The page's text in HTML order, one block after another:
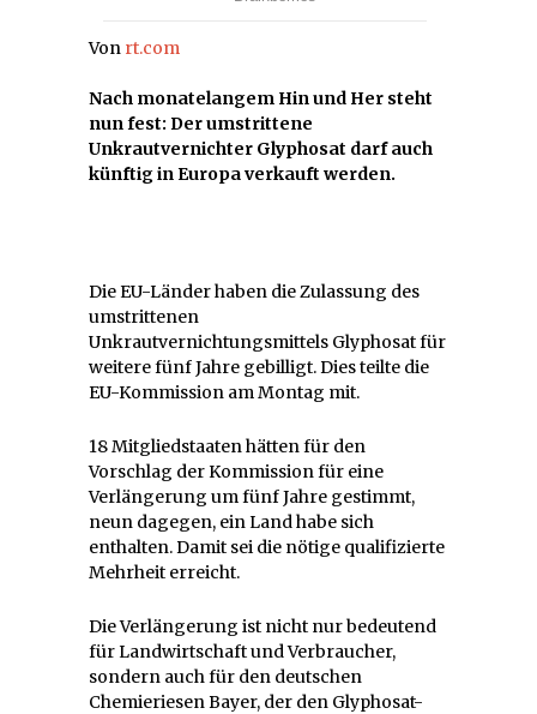
Von rt.com
Nach monatelangem Hin und Her steht
nun fest: Der umstrittene
Unkrautvernichter Glyphosat darf auch
künftig in Europa verkauft werden.
Die EU-Länder haben die Zulassung des
umstrittenen
Unkrautvernichtungsmittels Glyphosat für
weitere fünf Jahre gebilligt. Dies teilte die
EU-Kommission am Montag mit.
18 Mitgliedstaaten hätten für den
Vorschlag der Kommission für eine
Verlängerung um fünf Jahre gestimmt,
neun dagegen, ein Land habe sich
enthalten. Damit sei die nötige qualifizierte
Mehrheit erreicht.
Die Verlängerung ist nicht nur bedeutend
für Landwirtschaft und Verbraucher,
sondern auch für den deutschen
Chemieriesen Bayer, der den Glyphosat-